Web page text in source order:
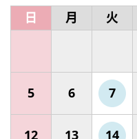
日
月 火
5 6 7
12 13 14